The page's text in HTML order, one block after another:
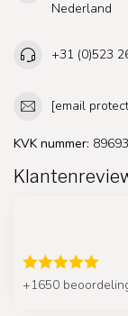
Nederland
+31 (0)523
[email
KVK nummer:
+1650